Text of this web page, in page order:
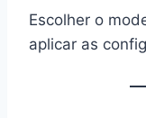
Escolher o
aplicar as